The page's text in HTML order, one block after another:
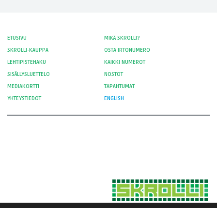
ETUSIVU
MIKÄ SKROLLI?
SKROLLI-KAUPPA
OSTA IRTONUMERO
LEHTIPISTEHAKU
KAIKKI NUMEROT
SISÄLLYSLUETTELO
NOSTOT
MEDIAKORTTI
TAPAHTUMAT
YHTEYSTIEDOT
ENGLISH